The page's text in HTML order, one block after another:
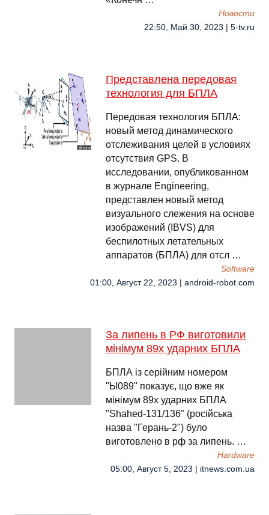
Новости
22:50, Май 30, 2023 | 5-tv.ru
Представлена передовая
технология для БПЛА
Передовая технология БПЛА:
новый метод динамического
отслеживания целей в условиях
отсутствия GPS. В
исследовании, опубликованном
в журнале Engineering,
представлен новый метод
визуального слежения на основе
изображений (IBVS) для
беспилотных летательных
аппаратов (БПЛА) для отсл …
Software
01:00, Август 22, 2023 | android-robot.com
За липень в РФ виготовили
мінімум 89х ударних БПЛА
БПЛА із серійним номером
"Ы089" показує, що вже як
мінімум 89х ударних БПЛА
"Shahed-131/136" (російська
назва "Герань-2") було
виготовлено в рф за липень. …
Hardware
05:00, Август 5, 2023 | itnews.com.ua